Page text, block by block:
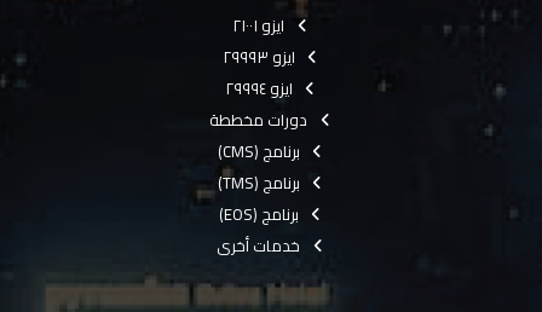
ايزو ٢١٠٠١
ايزو ٢٩٩٩٣
ايزو ٢٩٩٩٤
دورات مخططة
برنامج (CMS)
برنامج (TMS)
برنامج (EOS)
خدمات أخرى